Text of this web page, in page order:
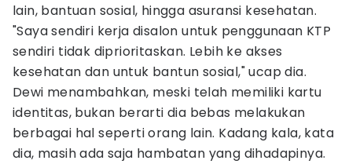
lain, bantuan sosial, hingga asuransi kesehatan.
"Saya sendiri kerja disalon untuk penggunaan KTP
sendiri tidak diprioritaskan. Lebih ke akses
kesehatan dan untuk bantun sosial," ucap dia.
Dewi menambahkan, meski telah memiliki kartu
identitas, bukan berarti dia bebas melakukan
berbagai hal seperti orang lain. Kadang kala, kata
dia, masih ada saja hambatan yang dihadapinya.